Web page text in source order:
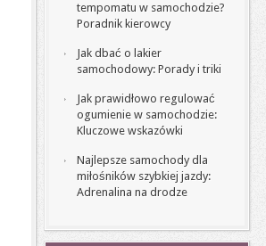
tempomatu w samochodzie?
Poradnik kierowcy
Jak dbać o lakier
samochodowy: Porady i triki
Jak prawidłowo regulować
ogumienie w samochodzie:
Kluczowe wskazówki
Najlepsze samochody dla
miłośników szybkiej jazdy:
Adrenalina na drodze